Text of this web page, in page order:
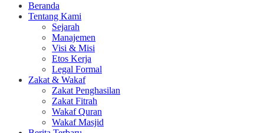
Beranda
Tentang Kami
Sejarah
Manajemen
Visi & Misi
Etos Kerja
Legal Formal
Zakat & Wakaf
Zakat Penghasilan
Zakat Fitrah
Wakaf Quran
Wakaf Masjid